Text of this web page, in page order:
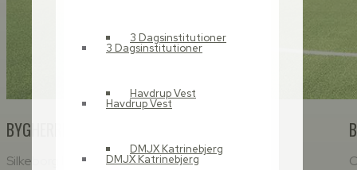
3 Dagsinstitutioner
Havdrup Vest
DMJX Katrinebjerg
3 Dagsinstitutioner
Havdrup Vest
DMJX Katrinebjerg
BYGHERRE:
Silkeborg IF Invest A/S og Silkeborg Kommune